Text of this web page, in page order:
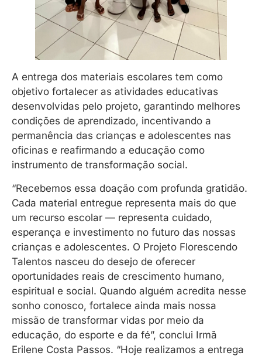
A entrega dos materiais escolares tem como
objetivo fortalecer as atividades educativas
desenvolvidas pelo projeto, garantindo melhores
condições de aprendizado, incentivando a
permanência das crianças e adolescentes nas
oficinas e reafirmando a educação como
instrumento de transformação social.
“Recebemos essa doação com profunda gratidão.
Cada material entregue representa mais do que
um recurso escolar — representa cuidado,
esperança e investimento no futuro das nossas
crianças e adolescentes. O Projeto Florescendo
Talentos nasceu do desejo de oferecer
oportunidades reais de crescimento humano,
espiritual e social. Quando alguém acredita nesse
sonho conosco, fortalece ainda mais nossa
missão de transformar vidas por meio da
educação, do esporte e da fé”, conclui Irmã
Erilene Costa Passos. “Hoje realizamos a entrega